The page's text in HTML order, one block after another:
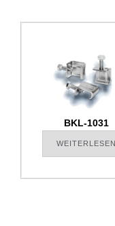
BKL-1031
WEITERLESEN